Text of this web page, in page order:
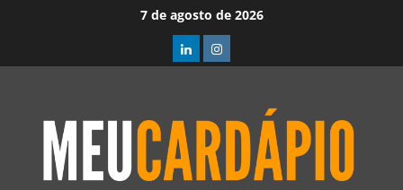
7 de agosto de 2026